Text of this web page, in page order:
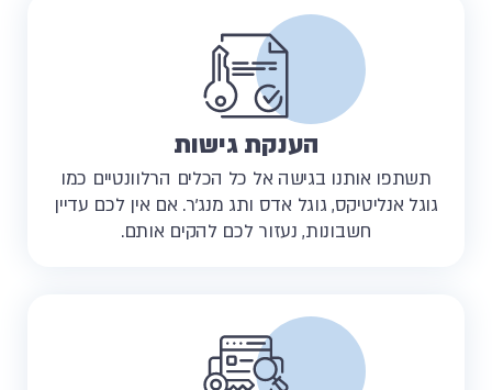
הענקת גישות
תשתפו אותנו בגישה אל כל הכלים הרלוונטיים כמו
גוגל אנליטיקס, גוגל אדס ותג מנג'ר. אם אין לכם עדיין
חשבונות, נעזור לכם להקים אותם.